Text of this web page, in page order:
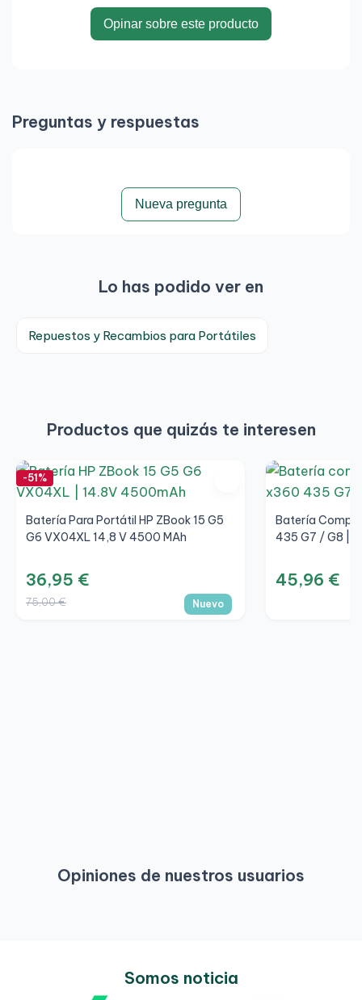
Opinar sobre este producto
Preguntas y respuestas
Nueva pregunta
Lo has podido ver en
Repuestos y Recambios para Portátiles
Productos que quizás te interesen
-51%
Batería Para Portátil HP ZBook 15 G5
G6 VX04XL 14,8 V 4500 MAh
36,95 €
75,00 € Nuevo
Batería
435 G7 / G8 |
45,96 €
Opiniones de nuestros usuarios
Somos noticia